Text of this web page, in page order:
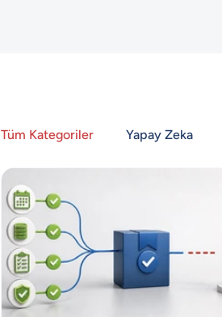
Tüm Kategoriler Yapay Zeka